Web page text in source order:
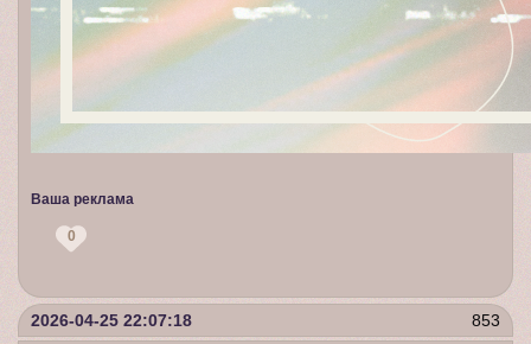
Ваша реклама
0
853
2026-04-25 22:07:18